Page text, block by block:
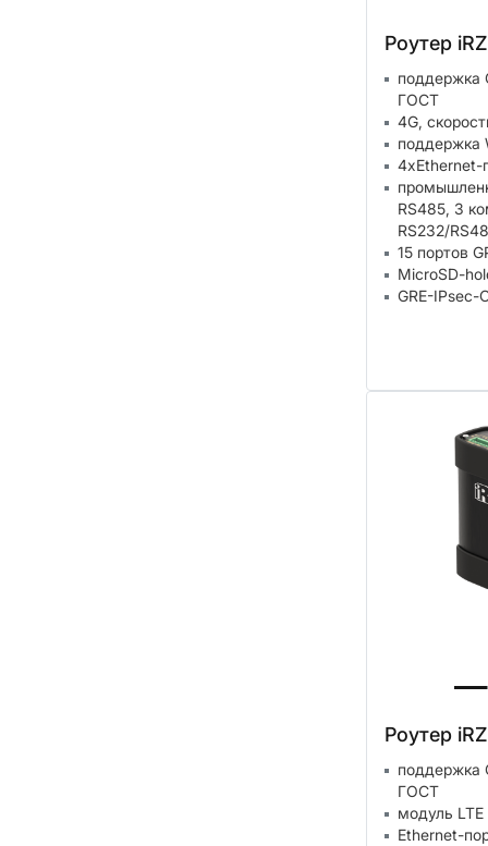
Роутер
поддержка
ГОСТ
4G,
поддержка
4xEthernet-
RS485, 3
RS232/
15 портов
MicroSD-
GRE-IPsec-
Роутер
поддержка
ГОСТ
модуль
Ethernet-